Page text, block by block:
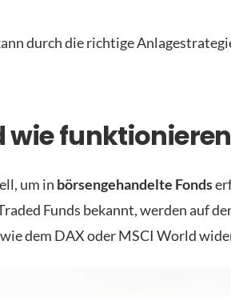
durch die richtige
wie
um in börsengehandelte Fonds
Funds bekannt, werden auf
dem DAX oder MSCI World